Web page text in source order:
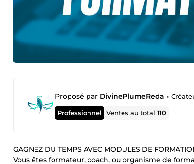
Proposé par DivinePlumeReda •
Professionnel Ventes au total110
GAGNEZ DU TEMPS AVEC MODULES DE
Vous êtes formateur, coach, ou organisme de